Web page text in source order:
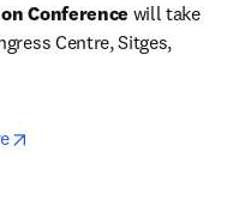
Conference will take
Centre, Sitges,